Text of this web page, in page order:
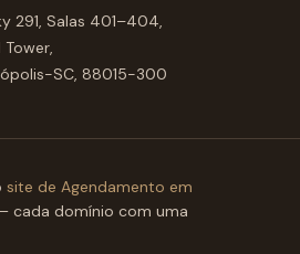
291, Salas 401–404,
Tower,
SC, 88015-300
site de Agendamento em
cada domínio com uma